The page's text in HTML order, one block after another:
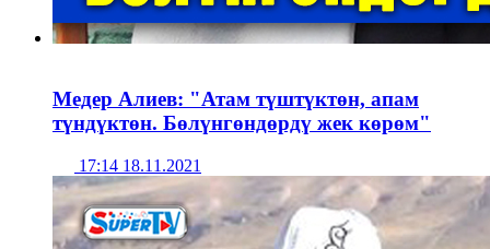
Медер Алиев: "Атам түштүктөн, апам
түндүктөн. Бөлүнгөндөрдү жек көрөм"
17:14 18.11.2021